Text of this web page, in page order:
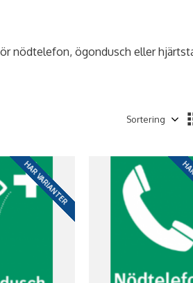
nödtelefon, ögondusch eller
Välj sortering
HAR VARIANTER